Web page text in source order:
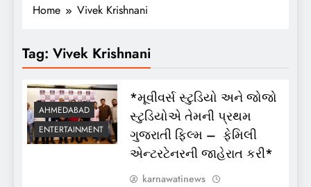
Home Vivek Krishnani
Tag: Vivek Krishnani
AHMEDABAD
ENTERTAINMENT
*મૂવીવર્સ સ્ટુડિયો અને જોજો
સ્ટુડિયોએ તેમની પ્રથમ
ગુજરાતી ફિલ્મ – ફેમિલી
એન્ટરટેનરની જાહેરાત કરી*
karnawatinews